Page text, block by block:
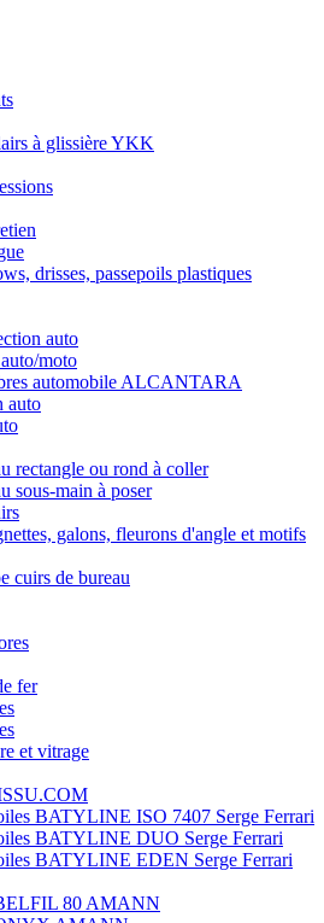
à glissière YKK
drisses, passepoils plastiques
auto
moto
automobile ALCANTARA
auto
rectangle ou rond à coller
sous-main à poser
galons, fleurons d'angle et motifs
cuirs de bureau
fer
et vitrage
BATYLINE ISO 7407 Serge Ferrari
BATYLINE DUO Serge Ferrari
BATYLINE EDEN Serge Ferrari
80 AMANN